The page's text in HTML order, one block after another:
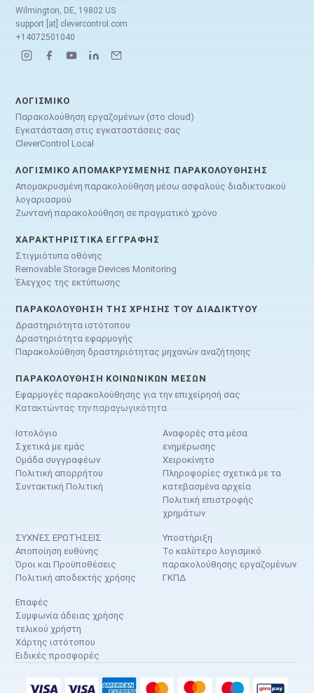
Wilmington, DE, 19802 US
support [at] clevercontrol.com
+14072501040
ΛΟΓΙΣΜΙΚΌ
Παρακολούθηση εργαζομένων (στο cloud)
Εγκατάσταση στις εγκαταστάσεις σας
CleverControl Local
ΛΟΓΙΣΜΙΚΌ ΑΠΟΜΑΚΡΥΣΜΈΝΗΣ ΠΑΡΑΚΟΛΟΎΘΗΣΗΣ
Απομακρυσμένη παρακολούθηση μέσω ασφαλούς διαδικτυακού
λογαριασμού
Ζωντανή παρακολούθηση σε πραγματικό χρόνο
ΧΑΡΑΚΤΗΡΙΣΤΙΚΆ ΕΓΓΡΑΦΉΣ
Στιγμιότυπα οθόνης
Removable Storage Devices Monitoring
Έλεγχος της εκτύπωσης
ΠΑΡΑΚΟΛΟΎΘΗΣΗ ΤΗΣ ΧΡΉΣΗΣ ΤΟΥ ΔΙΑΔΙΚΤΎΟΥ
Δραστηριότητα ιστότοπου
Δραστηριότητα εφαρμογής
Παρακολούθηση δραστηριότητας μηχανών αναζήτησης
ΠΑΡΑΚΟΛΟΎΘΗΣΗ ΚΟΙΝΩΝΙΚΏΝ ΜΈΣΩΝ
Εφαρμογές παρακολούθησης για την επιχείρησή σας
Κατακτώντας την παραγωγικότητα
Ιστολόγιο
Σχετικά με εμάς
Ομάδα συγγραφέων
Πολιτική απορρήτου
Συντακτική Πολιτική
Αναφορές στα μέσα
ενημέρωσης
Χειροκίνητο
Πληροφορίες σχετικά με τα
κατεβασμένα αρχεία
Πολιτική επιστροφής
χρημάτων
ΣΥΧΝΈΣ ΕΡΩΤΉΣΕΙΣ
Αποποίηση ευθύνης
Όροι και Προϋποθέσεις
Πολιτική αποδεκτής χρήσης
Υποστήριξη
Το καλύτερο λογισμικό
παρακολούθησης εργαζομένων
ΓΚΠΔ
Επαφές
Συμφωνία άδειας χρήσης
τελικού χρήστη
Χάρτης ιστότοπου
Ειδικές προσφορές